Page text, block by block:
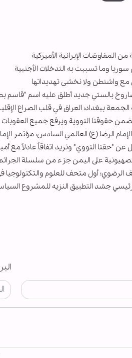
المفاوضات الإيرانية الأميركية
وما تسببت به التدخلات الأجنبية
واشنطن ولا نخشى تهديداتها
بالستي جديد أطلق عليه اسم "قاسم
ببغداد: العراق في قلب الصراع
يضمن حقوقنا النووية ويرفع جميع العقوبات
الرضا (ع) العالمي السادس: مؤتمر
"حقنا النووي" ونريد اتفاقاً عادلاً مع
الصهيونية على اليمن جزء من سلسلة
أول متحف للعلوم والتكنولوجيا
جسّد التطبيق النزيه للمشروع